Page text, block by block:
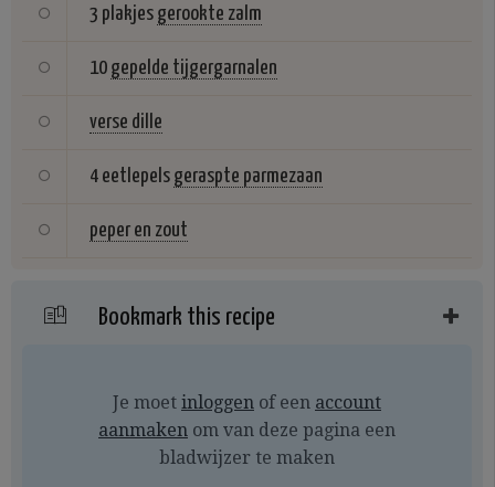
3 plakjes gerookte zalm
10 gepelde tijgergarnalen
verse dille
4 eetlepels geraspte parmezaan
peper en zout
Bookmark this recipe
Je moet inloggen of een account
aanmaken om van deze pagina een
bladwijzer te maken